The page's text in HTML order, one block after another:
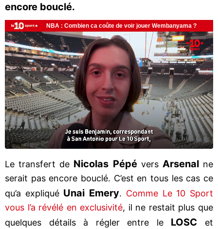
encore bouclé.
Le transfert de Nicolas Pépévers Arsenalne
serait pas encore bouclé. C’est en tous les cas ce
qu’a expliquéUnai Emery. Comme Le 10 Sport
vous l’a révélé en exclusivité, il ne restait plus que
quelques détails à régler entre le LOSC et